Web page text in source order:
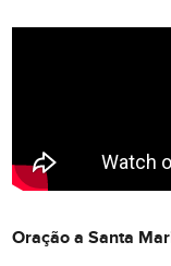
Oração a Santa